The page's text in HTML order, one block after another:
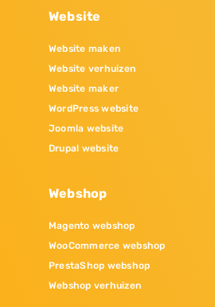
Website
Website maken
Website verhuizen
Website maker
WordPress website
Joomla website
Drupal website
Webshop
Magento webshop
WooCommerce webshop
PrestaShop webshop
Webshop verhuizen